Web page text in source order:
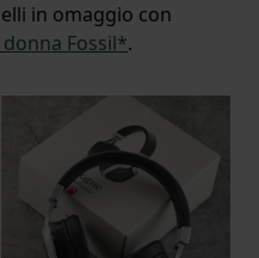
in omaggio con
Fossil*.